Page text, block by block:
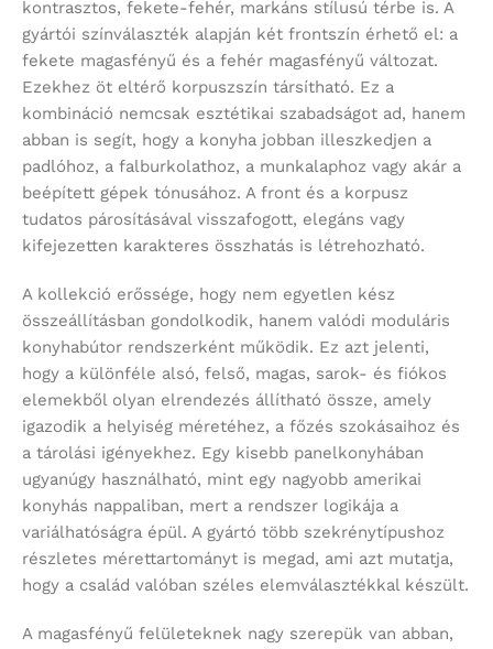
kontrasztos, fekete-fehér, markáns stílusú térbe is. A
gyártói színválaszték alapján két frontszín érhető el: a
fekete magasfényű és a fehér magasfényű változat.
Ezekhez öt eltérő korpuszszín társítható. Ez a
kombináció nemcsak esztétikai szabadságot ad, hanem
abban is segít, hogy a konyha jobban illeszkedjen a
padlóhoz, a falburkolathoz, a munkalaphoz vagy akár a
beépített gépek tónusához. A front és a korpusz
tudatos párosításával visszafogott, elegáns vagy
kifejezetten karakteres összhatás is létrehozható.
A kollekció erőssége, hogy nem egyetlen kész
összeállításban gondolkodik, hanem valódi moduláris
konyhabútor rendszerként működik. Ez azt jelenti,
hogy a különféle alsó, felső, magas, sarok- és fiókos
elemekből olyan elrendezés állítható össze, amely
igazodik a helyiség méretéhez, a főzés szokásaihoz és
a tárolási igényekhez. Egy kisebb panelkonyhában
ugyanúgy használható, mint egy nagyobb amerikai
konyhás nappaliban, mert a rendszer logikája a
variálhatóságra épül. A gyártó több szekrénytípushoz
részletes mérettartományt is megad, ami azt mutatja,
hogy a család valóban széles elemválasztékkal készült.
A magasfényű felületeknek nagy szerepük van abban,